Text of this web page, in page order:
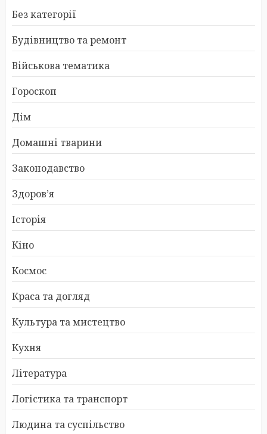
Без категорії
Будівництво та ремонт
Військова тематика
Гороскоп
Дім
Домашні тварини
Законодавство
Здоров’я
Історія
Кіно
Космос
Краса та догляд
Культура та мистецтво
Кухня
Література
Логістика та транспорт
Людина та суспільство